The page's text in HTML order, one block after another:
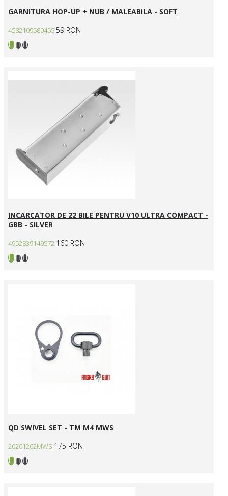
GARNITURA HOP-UP + NUB / MALEABILA - SOFT
458210958045559 RON
INCARCATOR DE 22 BILE PENTRU V10 ULTRA COMPACT -
GBB - SILVER
4952839149572 160 RON
QD SWIVEL SET - TM M4 MWS
20201202MWS 175 RON